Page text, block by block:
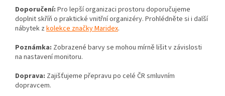
Doporučení: Pro lepší organizaci prostoru doporučujeme
doplnit skříň o praktické vnitřní organizéry. Prohlédněte si i další
nábytek z kolekce značky Maridex.
Poznámka: Zobrazené barvy se mohou mírně lišit v závislosti
na nastavení monitoru.
Doprava: Zajišťujeme přepravu po celé ČR smluvním
dopravcem.